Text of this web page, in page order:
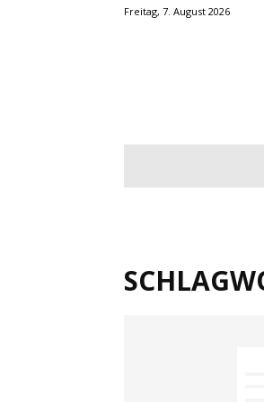
Freitag, 7. August 2026